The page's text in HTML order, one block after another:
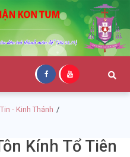
Kon
- Kinh Thánh
Kính Tổ Tiên